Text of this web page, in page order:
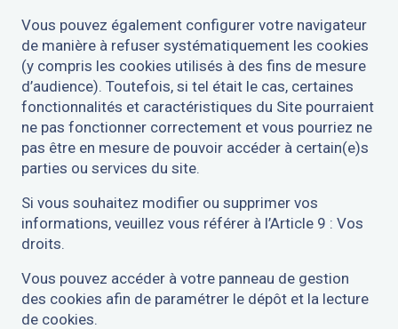
Vous pouvez également configurer votre navigateur
de manière à refuser systématiquement les cookies
(y compris les cookies utilisés à des fins de mesure
d’audience). Toutefois, si tel était le cas, certaines
fonctionnalités et caractéristiques du Site pourraient
ne pas fonctionner correctement et vous pourriez ne
pas être en mesure de pouvoir accéder à certain(e)s
parties ou services du site.
Si vous souhaitez modifier ou supprimer vos
informations, veuillez vous référer à l’Article 9 : Vos
droits.
Vous pouvez accéder à votre panneau de gestion
des cookies afin de paramétrer le dépôt et la lecture
de cookies.